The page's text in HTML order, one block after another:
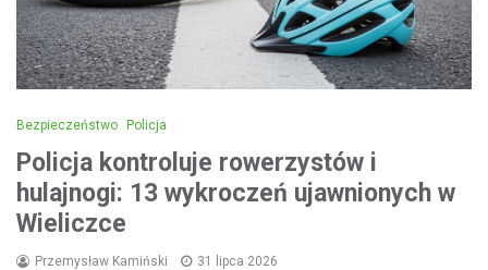
Bezpieczeństwo Policja
Policja kontroluje rowerzystów i
hulajnogi: 13 wykroczeń ujawnionych w
Wieliczce
Przemysław Kamiński 31 lipca 2026